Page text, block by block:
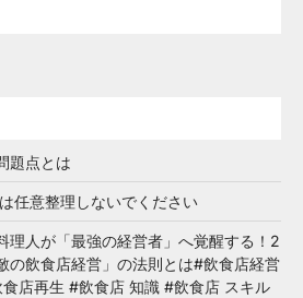
題点とは
任意整理しないでください
理人が「最強の経営者」へ覚醒する！2
の飲食店経営」の法則とは#飲食店経営
店再生 #飲食店 知識 #飲食店 スキル